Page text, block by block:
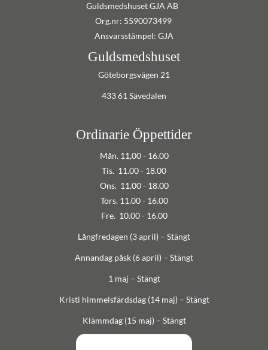
Guldsmedshuset GJA AB
Org.nr: 5590073499
Ansvarsstämpel: GJA
Guldsmedshuset
Göteborgsvägen 21
433 61 Sävedalen
Ordinarie Öppettider
Mån. 11,00 - 16.00
Tis. 11.00 - 18.00
Ons. 11.00 - 18.00
Tors. 11.00 - 16.00
Fre. 10.00 - 16.00
Långfredagen (3 april) – Stängt
Annandag påsk (6 april) – Stängt
1 maj – Stängt
Kristi himmelsfärdsdag (14 maj) – Stängt
Klämmdag (15 maj) – Stängt